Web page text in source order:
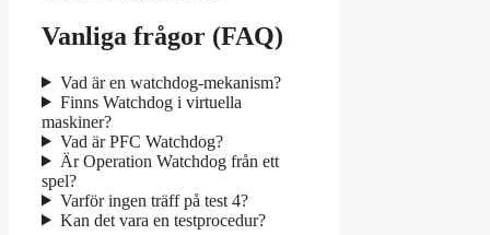
Vanliga frågor (FAQ)
Vad är en watchdog-mekanism?
Finns Watchdog i virtuella
maskiner?
Vad är PFC Watchdog?
Är Operation Watchdog från ett
spel?
Varför ingen träff på test 4?
Kan det vara en testprocedur?